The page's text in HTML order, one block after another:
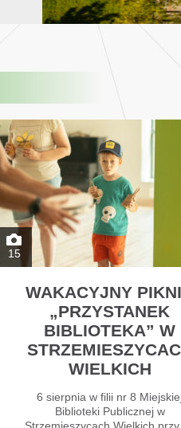
15
WAKACYJNY
„PRZYSTANEK
BIBLIOTEKA” W
WIELKICH
6 sierpnia w filii nr 8
Biblioteki Publicznej w